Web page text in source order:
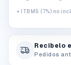
+ ITBMS (7%) no
Recibelo
Pedidos